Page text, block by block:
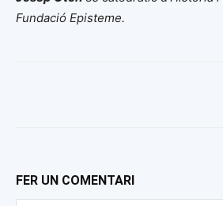
Fundació Episteme.
FER UN COMENTARI